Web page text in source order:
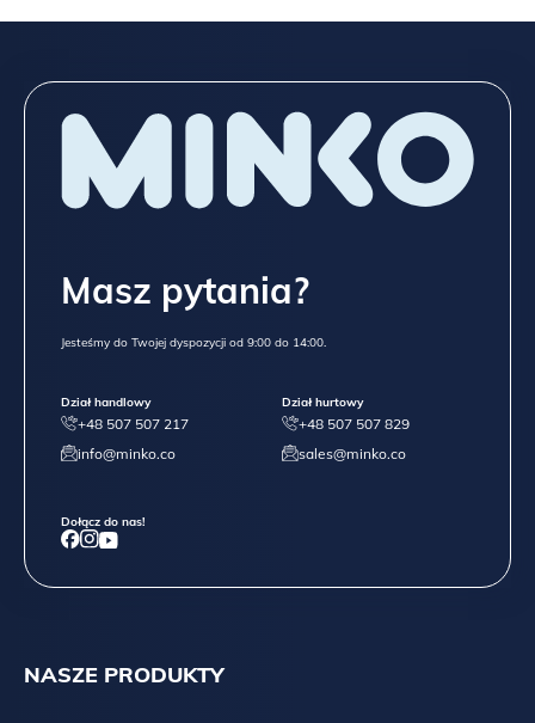
NASZE PRODUKTY
Masz pytania?
Jesteśmy do Twojej dyspozycji od 9:00 do 14:00.
Dział handlowy
+48 507 507 217
info@minko.co
Dział hurtowy
+48 507 507 829
sales@minko.co
Dołącz do nas!